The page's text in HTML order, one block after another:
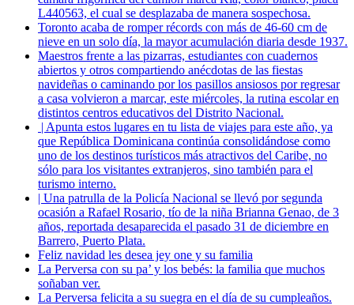
L440563, el cual se desplazaba de manera sospechosa.
Toronto acaba de romper récords con más de 46-60 cm de
nieve en un solo día, la mayor acumulación diaria desde 1937.
Maestros frente a las pizarras, estudiantes con cuadernos
abiertos y otros compartiendo anécdotas de las fiestas
navideñas o caminando por los pasillos ansiosos por regresar
a casa volvieron a marcar, este miércoles, la rutina escolar en
distintos centros educativos del Distrito Nacional.
| Apunta estos lugares en tu lista de viajes para este año, ya
que República Dominicana continúa consolidándose como
uno de los destinos turísticos más atractivos del Caribe, no
sólo para los visitantes extranjeros, sino también para el
turismo interno.
| Una patrulla de la Policía Nacional se llevó por segunda
ocasión a Rafael Rosario, tío de la niña Brianna Genao, de 3
años, reportada desaparecida el pasado 31 de diciembre en
Barrero, Puerto Plata.
Feliz navidad les desea jey one y su familia
La Perversa con su pa’ y los bebés: la familia que muchos
soñaban ver.
La Perversa felicita a su suegra en el día de su cumpleaños.